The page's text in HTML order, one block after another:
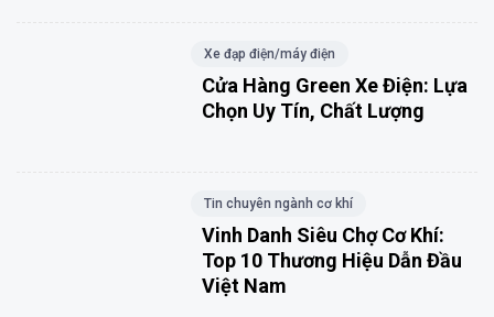
Xe đạp điện/máy điện
Cửa Hàng Green Xe Điện: Lựa
Chọn Uy Tín, Chất Lượng
Tin chuyên ngành cơ khí
Vinh Danh Siêu Chợ Cơ Khí:
Top 10 Thương Hiệu Dẫn Đầu
Việt Nam